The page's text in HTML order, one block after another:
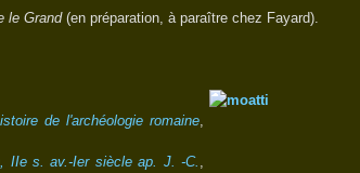
le Grand (en préparation, à paraître chez Fayard).
de l'archéologie romaine,
IIe s. av.-Ier siècle ap. J. -C. ,